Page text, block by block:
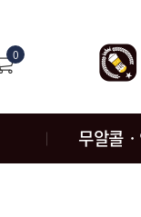
0
무알콜